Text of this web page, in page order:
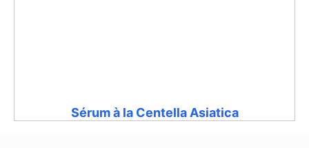
Sérum à la Centella Asiatica